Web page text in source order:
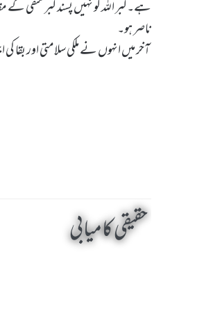
ہے۔کبر اللہ کو نہیں پسند کبر متقی
ناصر ہو۔
آخر میں انہوں نے ملکی سلامتی اور بقا کی
حقیقی کامیابی